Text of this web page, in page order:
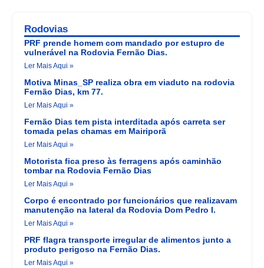
Rodovias
PRF prende homem com mandado por estupro de
vulnerável na Rodovia Fernão Dias.
Ler Mais Aqui »
Motiva Minas_SP realiza obra em viaduto na rodovia
Fernão Dias, km 77.
Ler Mais Aqui »
Fernão Dias tem pista interditada após carreta ser
tomada pelas chamas em Mairiporã
Ler Mais Aqui »
Motorista fica preso às ferragens após caminhão
tombar na Rodovia Fernão Dias
Ler Mais Aqui »
Corpo é encontrado por funcionários que realizavam
manutenção na lateral da Rodovia Dom Pedro I.
Ler Mais Aqui »
PRF flagra transporte irregular de alimentos junto a
produto perigoso na Fernão Dias.
Ler Mais Aqui »